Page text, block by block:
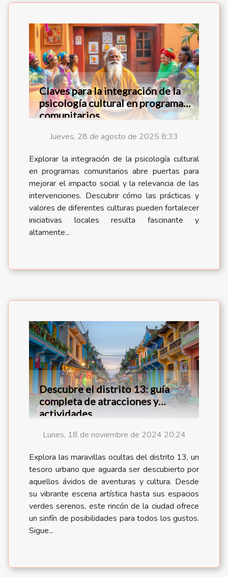
Claves para la integración de la
psicología cultural en programas
comunitarios
Jueves, 28 de agosto de 2025 8:33
Explorar la integración de la psicología cultural
en programas comunitarios abre puertas para
mejorar el impacto social y la relevancia de las
intervenciones. Descubrir cómo las prácticas y
valores de diferentes culturas pueden fortalecer
iniciativas locales resulta fascinante y
altamente...
Descubre el distrito 13: guía
completa de atracciones y
actividades
Lunes, 18 de noviembre de 2024 20:24
Explora las maravillas ocultas del distrito 13, un
tesoro urbano que aguarda ser descubierto por
aquellos ávidos de aventuras y cultura. Desde
su vibrante escena artística hasta sus espacios
verdes serenos, este rincón de la ciudad ofrece
un sinfín de posibilidades para todos los gustos.
Sigue...